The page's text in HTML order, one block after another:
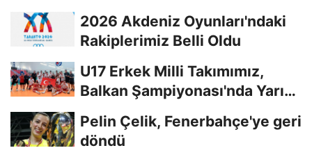
2026 Akdeniz Oyunları'ndaki
Rakiplerimiz Belli Oldu
U17 Erkek Milli Takımımız,
Balkan Şampiyonası'nda Yarı
Pelin Çelik, Fenerbahçe'ye geri
döndü